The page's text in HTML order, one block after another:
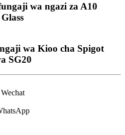
wa ngazi za A10
Glass
wa Kioo cha Spigot
SG20
Wechat